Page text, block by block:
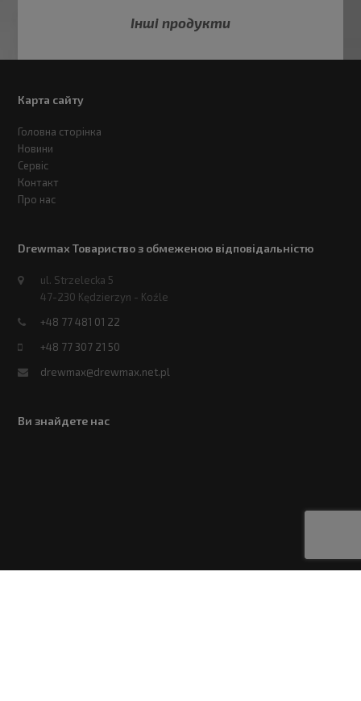
Інші продукти
Карта сайту
Головна сторінка
Новини
Сервіс
Контакт
Про нас
Drewmax Товариство з обмеженою відповідальністю
ul. Strzelecka 5
47-230 Kędzierzyn - Koźle
+48 77 481 01 22
+48 77 307 21 50
drewmax@drewmax.net.pl
Ви знайдете нас